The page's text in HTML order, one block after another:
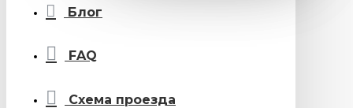
Блог
FAQ
Схема проезда